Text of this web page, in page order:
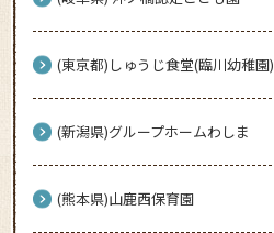
(東京都)しゅうじ食堂(臨川幼稚園)
(新潟県)グループホームわしま
(熊本県)山鹿西保育園